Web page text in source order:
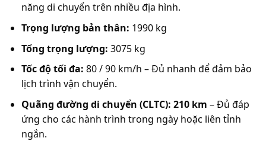
năng di chuyển trên nhiều địa hình.
Trọng lượng bản thân: 1990 kg
Tổng trọng lượng: 3075 kg
Tốc độ tối đa: 80 / 90 km/h – Đủ nhanh để đảm bảo
lịch trình vận chuyển.
Quãng đường di chuyển (CLTC): 210 km – Đủ đáp
ứng cho các hành trình trong ngày hoặc liên tỉnh
ngắn.